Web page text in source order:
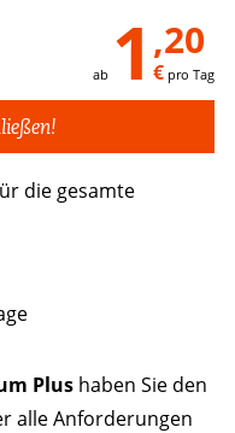
ab 1 ,20
€pro Tag
die gesamte
Plushaben Sie den
alle Anforderungen